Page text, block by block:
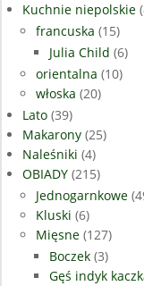
Kuchnie niepolskie
francuska (15)
Julia Child (6)
orientalna (10)
włoska (20)
Lato (39)
Makarony (25)
Naleśniki (4)
OBIADY (215)
Jednogarnkowe
Kluski (6)
Mięsne (127)
Boczek (3)
Gęś indyk